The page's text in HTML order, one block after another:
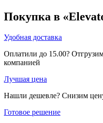
Покупка в
Удобная доставка
Оплатили до 15.00?
компанией
Лучшая цена
Нашли дешевле? Снизим
Готовое решение